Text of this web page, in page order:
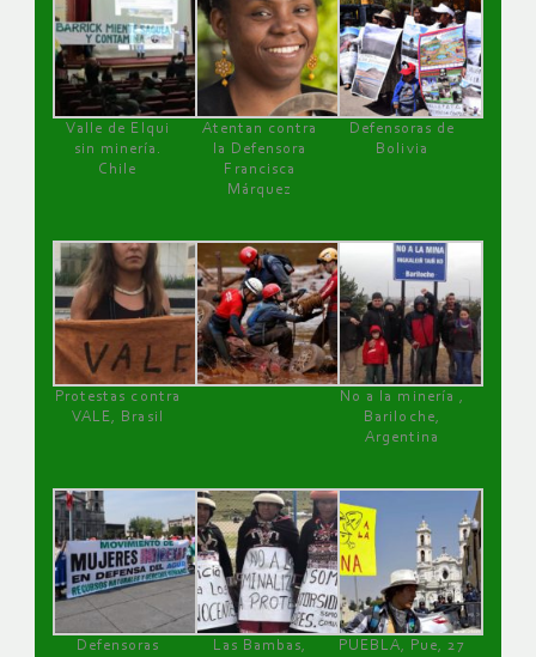
Valle de Elqui
sin minería.
Chile
Atentan contra
la Defensora
Francisca
Márquez
Defensoras de
Bolivia
Protestas contra
VALE, Brasil
No a la minería ,
Bariloche,
Argentina
Defensoras
Las Bambas,
PUEBLA, Pue, 27